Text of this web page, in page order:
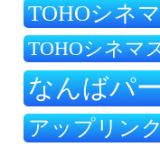
TOHOシネ
TOHOシネマ
なんばパ
アップリン